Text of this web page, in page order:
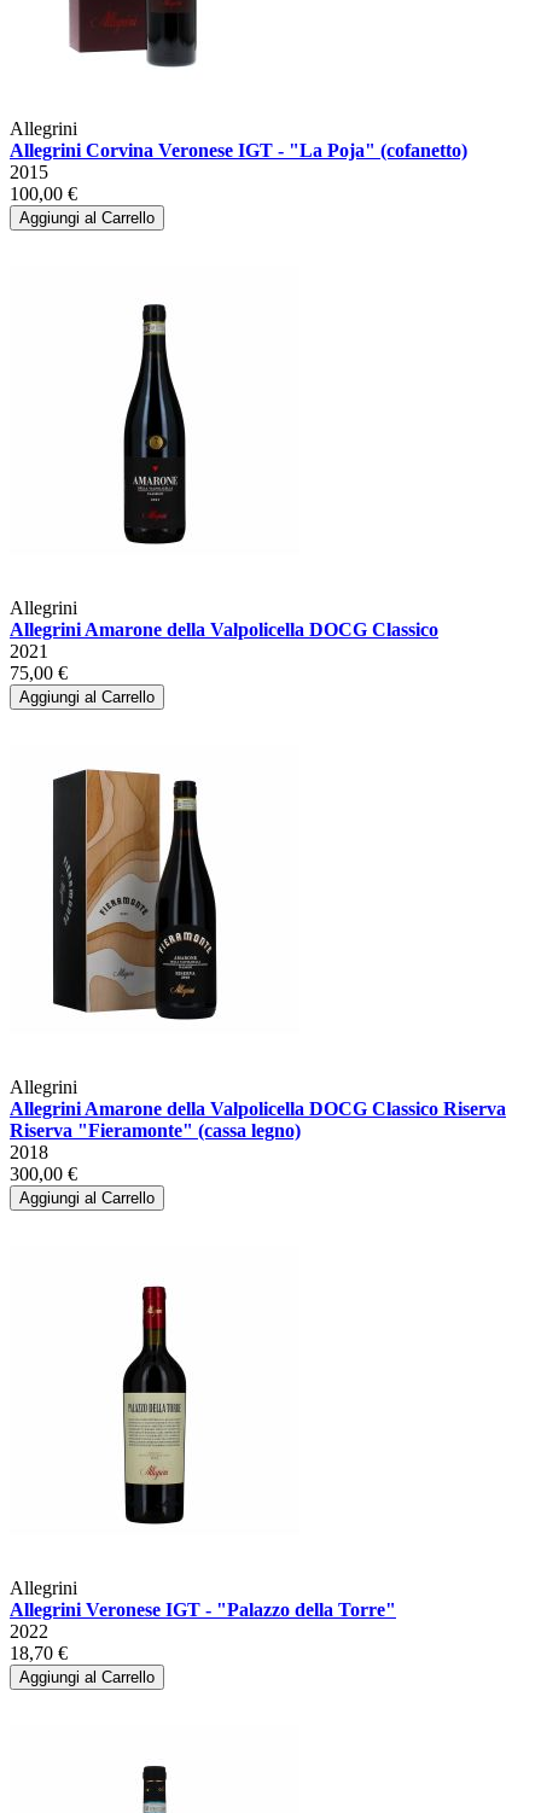
Allegrini
Allegrini Corvina Veronese IGT - "La Poja" (cofanetto)
2015
100,00 €
Aggiungi al Carrello
Allegrini
Allegrini Amarone della Valpolicella DOCG Classico
2021
75,00 €
Aggiungi al Carrello
Allegrini
Allegrini Amarone della Valpolicella DOCG Classico Riserva
Riserva "Fieramonte" (cassa legno)
2018
300,00 €
Aggiungi al Carrello
Allegrini
Allegrini Veronese IGT - "Palazzo della Torre"
2022
18,70 €
Aggiungi al Carrello